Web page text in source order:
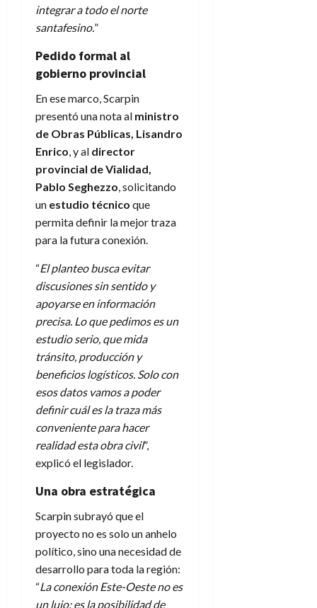
integrar a todo el norte
santafesino.”
Pedido formal al
gobierno provincial
En ese marco, Scarpin
presentó una nota al ministro
de Obras Públicas, Lisandro
Enrico, y al director
provincial de Vialidad,
Pablo Seghezzo, solicitando
un estudio técnico que
permita definir la mejor traza
para la futura conexión.
“El planteo busca evitar
discusiones sin sentido y
apoyarse en información
precisa. Lo que pedimos es un
estudio serio, que mida
tránsito, producción y
beneficios logísticos. Solo con
esos datos vamos a poder
definir cuál es la traza más
conveniente para hacer
realidad esta obra civil”,
explicó el legislador.
Una obra estratégica
Scarpin subrayó que el
proyecto no es solo un anhelo
político, sino una necesidad de
desarrollo para toda la región:
“La conexión Este-Oeste no es
un lujo: es la posibilidad de